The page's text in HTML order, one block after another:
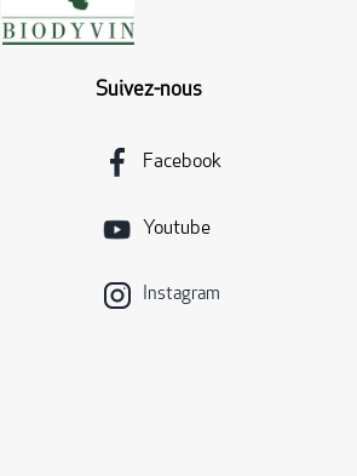
Suivez-nous
Facebook
Youtube
Instagram